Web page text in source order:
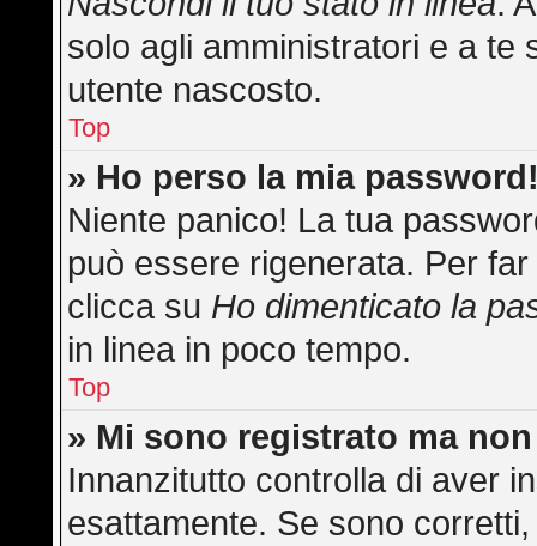
solo agli amministratori e a te
utente nascosto.
Top
» Ho perso la mia
Niente panico! La tua
può essere rigenerata. Per
clicca su Ho dimenticato la
in linea in poco tempo.
Top
» Mi sono registrato ma
Innanzitutto controlla di aver
esattamente. Se sono